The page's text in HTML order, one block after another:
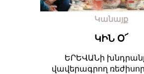
Կանայք
ԿԻՆ Օ՜
ԵՐԵՎԱՆի
վավերագրող